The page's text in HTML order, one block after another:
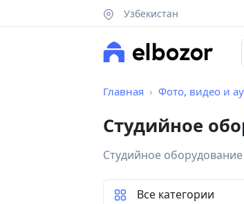
Узбекистан
Главная Фото, видео и
Студийное
Студийное оборудование
Все категории